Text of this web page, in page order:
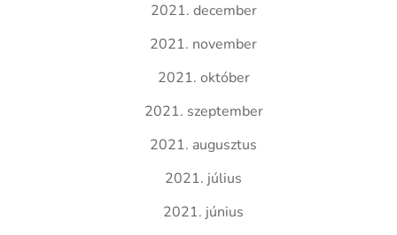
2021. december
2021. november
2021. október
2021. szeptember
2021. augusztus
2021. július
2021. június